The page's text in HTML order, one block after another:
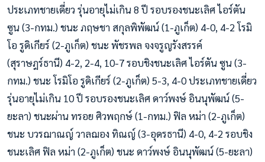
ประเภทชายเดี่ยว รุ่นอายุไม่เกิน 8 ปี รอบรองชนะเลิศ ไอร์ตัน
ซูน (3-กทม.) ชนะ ภฤษชา สกุลพิพัฒน์ (1-ภูเก็ต) 4-0, 4-2 โรมิ
โอ รูดิเกียร์ (2-ภูเก็ต) ชนะ พัชรพล จงจรูญรังสรรค์
(สุราษฎร์ธานี) 4-2, 2-4, 10-7 รอบชิงชนะเลิศ ไอร์ตัน ซูน (3-
กทม.) ชนะ โรมิโอ รูดิเกียร์ (2-ภูเก็ต) 5-3, 4-0 ประเภทชายเดี่ยว
รุ่นอายุไม่เกิน 10 ปี รอบรองชนะเลิศ ดาว์พงษ์ อินนุพัฒน์ (5-
ยะลา) ชนะผ่าน ทรอย ศิวพฤกษ์ (1-กทม.) ฟิล หม่า (2-ภูเก็ต)
ชนะ บวรฌาณญ์ วาลฌอง ทิณญ์ (3-อุดรธานี) 4-0, 4-2 รอบชิง
ชนะเลิศ ฟิล หม่า (2-ภูเก็ต) ชนะ ดาว์พงษ์ อินนุพัฒน์ (5-ยะลา)